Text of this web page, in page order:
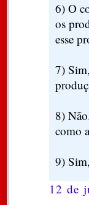
6) O
os
esse
7)
8)
como
9)
12 de